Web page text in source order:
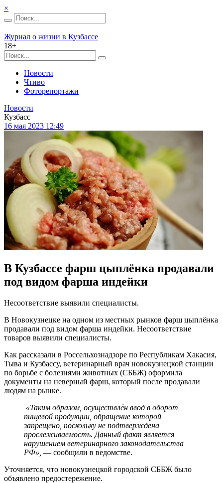
×
Журнал о жизни в Кузбассе
18+
Новости
Чтиво
Фоторепортажи
Новости
Кузбасс
16 мая 2023 12:49
В Кузбассе фарш цыплёнка продавали
под видом фарша индейки
Несоответствие выявили специалисты.
В Новокузнецке на одном из местных рынков фарш цыплёнка
продавали под видом фарша индейки. Несоответствие
товаров выявили специалисты.
Как рассказали в Россельхознадзоре по Республикам Хакасия,
Тыва и Кузбассу, ветеринарный врач новокузнецкой станции
по борьбе с болезнями животных (СББЖ) оформила
документы на неверный фарш, который после продавали
людям на рынке.
«Таким образом, осуществлён ввод в оборот
пищевой продукции, обращение которой
запрещено, поскольку не подтверждена
прослеживаемость. Данный факт является
нарушением ветеринарного законодательства
РФ», — сообщили в ведомстве.
Уточняется, что новокузнецкой городской СББЖ было
объявлено предостережение.